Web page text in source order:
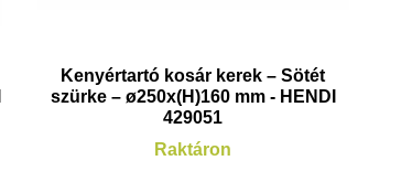
Kenyértartó kosár kerek – Sötét
szürke – ø250x(H)160 mm - HENDI
429051
Raktáron